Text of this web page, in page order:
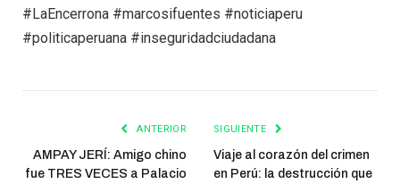
#LaEncerrona #marcosifuentes #noticiaperu
#politicaperuana #inseguridadciudadana
ANTERIOR
AMPAY JERÍ: Amigo chino
fue TRES VECES a Palacio
SIGUIENTE
Viaje al corazón del crimen
en Perú: la destrucción que